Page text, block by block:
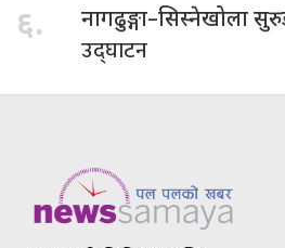
६. नागढुङ्गा–सिस्नेखोला
उद्घाटन